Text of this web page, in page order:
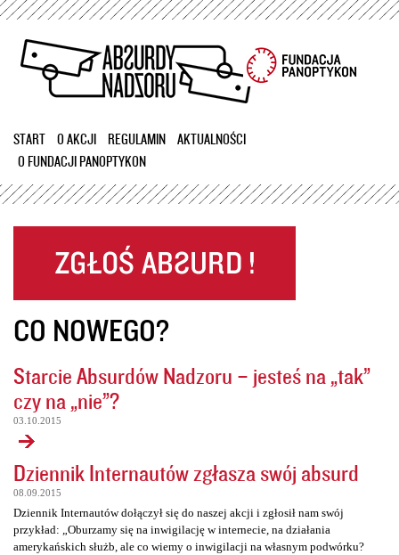
Przejdź
treści
START O AKCJI REGULAMIN
AKTUALNOŚCI
O FUNDACJI PANOPTYKON
CO NOWEGO?
Starcie Absurdów Nadzoru – jesteś na „tak”
czy na „nie”?
03.10.2015
Dziennik Internautów zgłasza swój absurd
08.09.2015
Dziennik Internautów dołączył się do naszej akcji i zgłosił nam swój
przykład: „Oburzamy się na inwigilację w internecie, na działania
amerykańskich służb, ale co wiemy o inwigilacji na własnym podwórku?